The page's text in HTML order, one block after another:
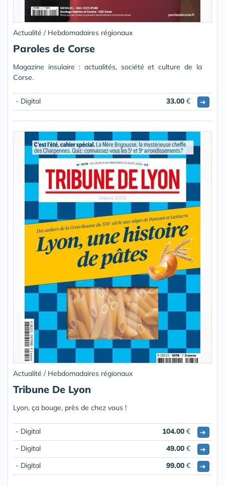
Actualité / Hebdomadaires régionaux
Paroles de Corse
Magazine insulaire : actualités, société et culture de la
Corse.
- Digital 33.00 € ➔
Actualité / Hebdomadaires régionaux
Tribune De Lyon
Lyon, ça bouge, près de chez vous !
- Digital 104.00 €
➔
- Digital
49.00 €
➔
- Digital
99.00 € ➔